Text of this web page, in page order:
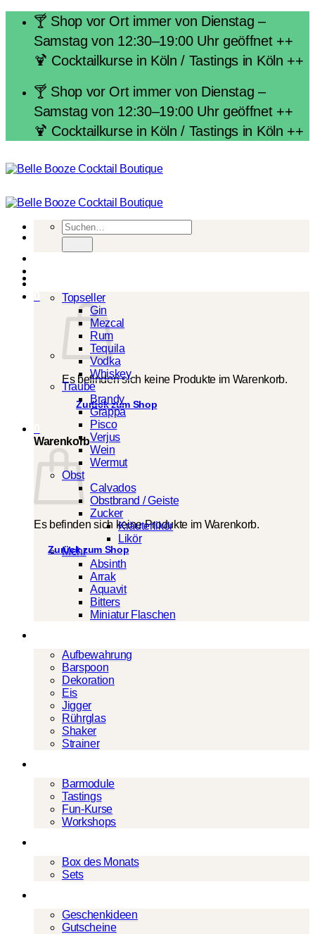
springen
🍸 Shop vor Ort immer von Dienstag –
Samstag von 12:30–19:00 Uhr geöffnet ++
🍹 Cocktailkurse in Köln / Tastings in Köln ++
🍸 Shop vor Ort immer von Dienstag –
Samstag von 12:30–19:00 Uhr geöffnet ++
🍹 Cocktailkurse in Köln / Tastings in Köln ++
Suchen
nach:
Es befinden sich keine Produkte im Warenkorb.
Zurück zum Shop
Warenkorb
Es befinden sich keine Produkte im Warenkorb.
Zurück zum Shop
Topseller
Gin
Mezcal
Rum
Tequila
Vodka
Whiskey
Traube
Brandy
Grappa
Pisco
Verjus
Wein
Wermut
Obst
Calvados
Obstbrand / Geiste
Zucker
Kräuterlikör
Likör
Mehr
Absinth
Arrak
Aquavit
Bitters
Miniatur Flaschen
Aufbewahrung
Barspoon
Dekoration
Eis
Jigger
Rührglas
Shaker
Strainer
Barmodule
Tastings
Fun-Kurse
Workshops
Box des Monats
Sets
Geschenkideen
Gutscheine